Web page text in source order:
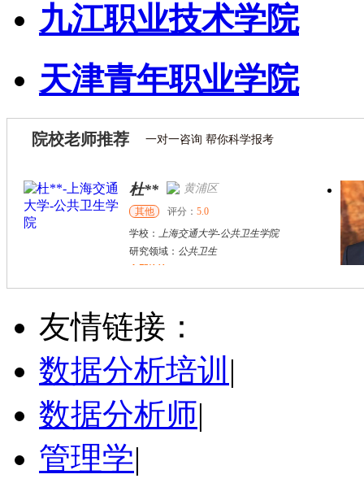
九江职业技术学院
天津青年职业学院
院校老师推荐 一对一咨询 帮你科学报考
杜** 黄浦区
其他 评分： 5.0
学校： 上海交通大学-公共卫生学院
研究领域： 公共卫生
立即咨询
万志宏 天津市
硕导
学校：南开大学
立即咨询
友情链接：
数据分析培训 |
数据分析师|
管理学|